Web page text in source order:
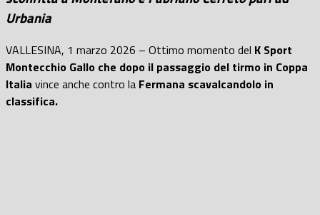
Urbania
VALLESINA, 1 marzo 2026 – Ottimo momento del K Sport
Montecchio Gallo che dopo il passaggio del tirmo in Coppa
Italia vince anche contro la Fermana scavalcandolo in
classifica.